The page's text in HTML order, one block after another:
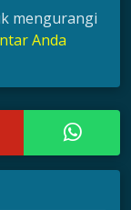
mengurangi
Anda